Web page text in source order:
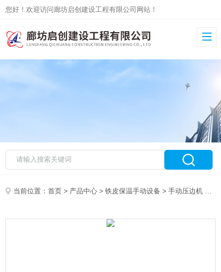
您好！欢迎访问廊坊启创建设工程有限公司网站！
当前位置：首页 > 产品中心 >铁皮保温手动设备 >手动压边机